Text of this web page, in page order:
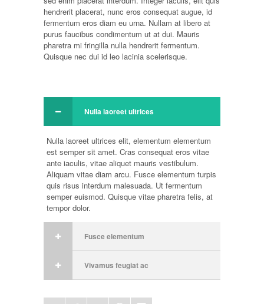
hendrerit placerat, nunc eros consequat augue, id
fermentum eros diam eu urna. Nullam at libero at
purus faucibus condimentum ut at dui. Mauris
pharetra mi fringilla nulla hendrerit fermentum.
Quisque nec dui id leo lacinia scelerisque.
Nulla laoreet ultrices
Nulla laoreet ultrices elit, elementum elementum
est semper sit amet. Cras consequat eros vitae
ante iaculis, vitae aliquet mauris vestibulum.
Aliquam vitae diam arcu. Fusce elementum turpis
quis risus interdum malesuada. Ut fermentum
semper euismod. Quisque vitae pharetra felis, at
tempor dolor.
Fusce elementum
Vivamus feugiat ac